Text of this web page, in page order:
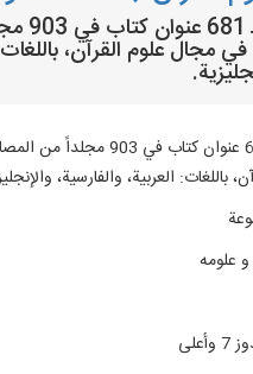
النص
مجال علوم القرآن،
النص الكامل لـ 681 عنوان كتاب في
باللغات: العربية، والفارسية،
و علومه
وأعلی